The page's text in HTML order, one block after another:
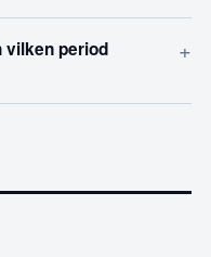
vilken period
+